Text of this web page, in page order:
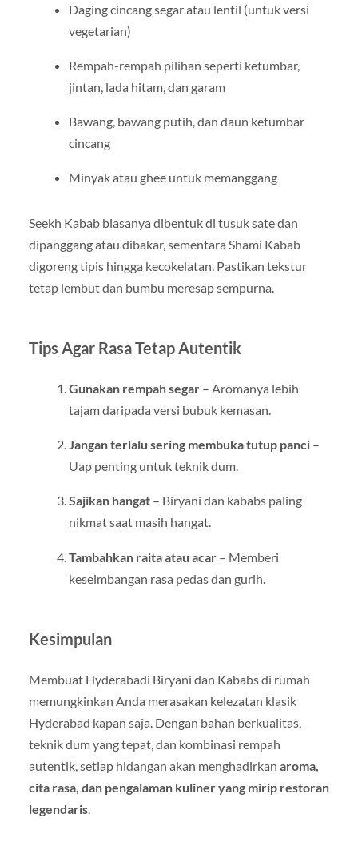
Daging cincang segar atau lentil (untuk versi
vegetarian)
Rempah-rempah pilihan seperti ketumbar,
jintan, lada hitam, dan garam
Bawang, bawang putih, dan daun ketumbar
cincang
Minyak atau ghee untuk memanggang
Seekh Kabab biasanya dibentuk di tusuk sate dan
dipanggang atau dibakar, sementara Shami Kabab
digoreng tipis hingga kecokelatan. Pastikan tekstur
tetap lembut dan bumbu meresap sempurna.
Tips Agar Rasa Tetap Autentik
Gunakan rempah segar– Aromanya lebih
tajam daripada versi bubuk kemasan.
Jangan terlalu sering membuka tutup panci–
Uap penting untuk teknik dum.
Sajikan hangat– Biryani dan kababs paling
nikmat saat masih hangat.
Tambahkan raita atau acar– Memberi
keseimbangan rasa pedas dan gurih.
Kesimpulan
Membuat Hyderabadi Biryani dan Kababs di rumah
memungkinkan Anda merasakan kelezatan klasik
Hyderabad kapan saja. Dengan bahan berkualitas,
teknik dum yang tepat, dan kombinasi rempah
autentik, setiap hidangan akan menghadirkan aroma,
cita rasa, dan pengalaman kuliner yang mirip restoran
legendaris.